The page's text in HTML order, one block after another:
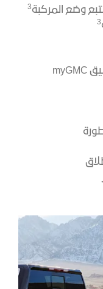
وضع المركبة3
3
التكامل الذكي للمقطورة مع تطبيق myGMC